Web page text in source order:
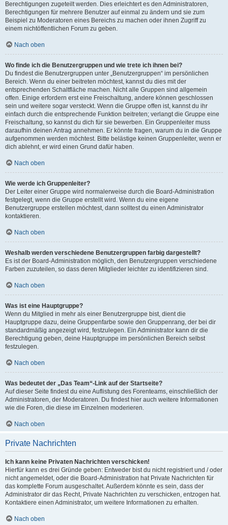
Berechtigungen zugeteilt werden. Dies erleichtert es den Administratoren,
Berechtigungen für mehrere Benutzer auf einmal zu ändern und sie zum
Beispiel zu Moderatoren eines Bereichs zu machen oder ihnen Zugriff zu
einem nichtöffentlichen Forum zu geben.
Nach oben
Wo finde ich die Benutzergruppen und wie trete ich ihnen bei?
Du findest die Benutzergruppen unter „Benutzergruppen“ im persönlichen
Bereich. Wenn du einer beitreten möchtest, kannst du dies mit der
entsprechenden Schaltfläche machen. Nicht alle Gruppen sind allgemein
offen. Einige erfordern erst eine Freischaltung, andere können geschlossen
sein und weitere sogar versteckt. Wenn die Gruppe offen ist, kannst du ihr
einfach durch die entsprechende Funktion beitreten; verlangt die Gruppe eine
Freischaltung, so kannst du dich für sie bewerben. Ein Gruppenleiter muss
daraufhin deinen Antrag annehmen. Er könnte fragen, warum du in die Gruppe
aufgenommen werden möchtest. Bitte belästige keinen Gruppenleiter, wenn er
dich ablehnt, er wird einen Grund dafür haben.
Nach oben
Wie werde ich Gruppenleiter?
Der Leiter einer Gruppe wird normalerweise durch die Board-Administration
festgelegt, wenn die Gruppe erstellt wird. Wenn du eine eigene
Benutzergruppe erstellen möchtest, dann solltest du einen Administrator
kontaktieren.
Nach oben
Weshalb werden verschiedene Benutzergruppen farbig dargestellt?
Es ist der Board-Administration möglich, den Benutzergruppen verschiedene
Farben zuzuteilen, so dass deren Mitglieder leichter zu identifizieren sind.
Nach oben
Was ist eine Hauptgruppe?
Wenn du Mitglied in mehr als einer Benutzergruppe bist, dient die
Hauptgruppe dazu, deine Gruppenfarbe sowie den Gruppenrang, der bei dir
standardmäßig angezeigt wird, festzulegen. Ein Administrator kann dir die
Berechtigung geben, deine Hauptgruppe im persönlichen Bereich selbst
festzulegen.
Nach oben
Was bedeutet der „Das Team“-Link auf der Startseite?
Auf dieser Seite findest du eine Auflistung des Forenteams, einschließlich der
Administratoren, der Moderatoren. Du findest hier auch weitere Informationen
wie die Foren, die diese im Einzelnen moderieren.
Nach oben
Private Nachrichten
Ich kann keine Privaten Nachrichten verschicken!
Hierfür kann es drei Gründe geben: Entweder bist du nicht registriert und / oder
nicht angemeldet, oder die Board-Administration hat Private Nachrichten für
das komplette Forum ausgeschaltet. Außerdem könnte es sein, dass der
Administrator dir das Recht, Private Nachrichten zu verschicken, entzogen hat.
Kontaktiere einen Administrator, um weitere Informationen zu erhalten.
Nach oben